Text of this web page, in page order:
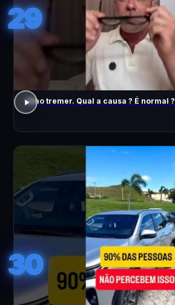
29
Olho tremer. Qual a causa ? É normal ?
30